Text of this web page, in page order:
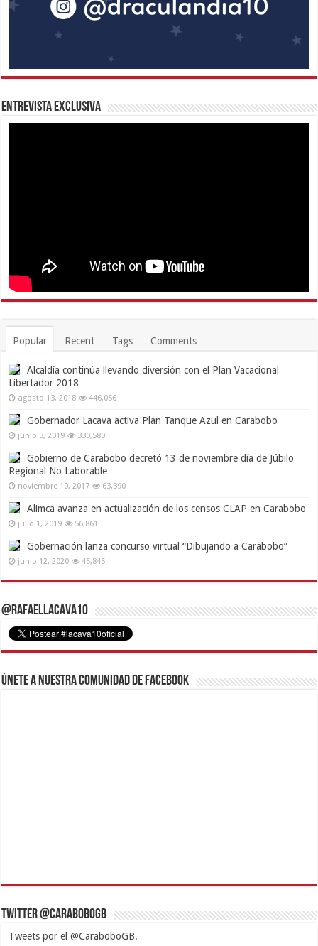
Entrevista Exclusiva
Popular Recent Tags Comments
Alcaldía continúa llevando diversión con el Plan Vacacional
Libertador 2018
agosto 13, 2018 446,056
Gobernador Lacava activa Plan Tanque Azul en Carabobo
junio 3, 2019 330,580
Gobierno de Carabobo decretó 13 de noviembre día de Júbilo
Regional No Laborable
noviembre 10, 2017 63,390
Alimca avanza en actualización de los censos CLAP en Carabobo
julio 1, 2019 56,861
Gobernación lanza concurso virtual “Dibujando a Carabobo”
junio 12, 2020 45,845
@RafaelLacava10
Únete a nuestra comunidad de Facebook
Twitter @CaraboboGB
Tweets por el @CaraboboGB.